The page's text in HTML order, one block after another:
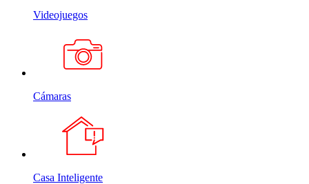
Videojuegos
Cámaras
Casa Inteligente